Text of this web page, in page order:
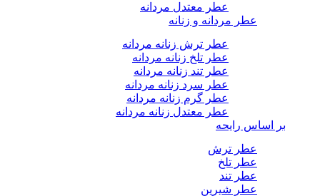
عطر معتدل مردانه
عطر مردانه و زنانه
عطر ترش زنانه مردانه
عطر تلخ زنانه مردانه
عطر تند زنانه مردانه
عطر سرد زنانه مردانه
عطر گرم زنانه مردانه
عطر معتدل زنانه مردانه
بر اساس رایحه
عطر ترش
عطر تلخ
عطر تند
عطر شیرین